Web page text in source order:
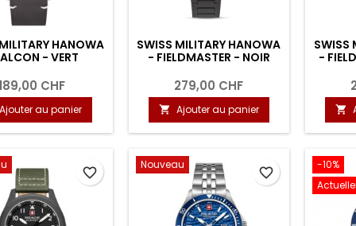
HANOWA
- VERT
CHF
Ajouter au panier
SWISS MILITARY HANOWA
- FIELDMASTER - NOIR
279,00 CHF
 Ajouter au panier
SWISS
-

favorite_border
Nouveau
favorite_border
-10%